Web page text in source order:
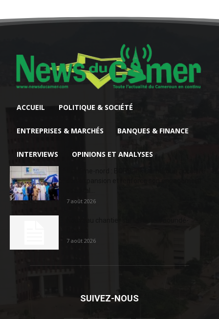
ACCUEIL POLITIQUE & SOCIÉTÉ
ENTREPRISES & MARCHÉS BANQUES & FINANCE
INTERVIEWS OPINIONS ET ANALYSES
7 août 2026
7 août 2026
SUIVEZ-NOUS